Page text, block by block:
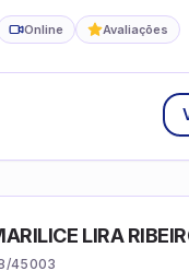
Online Avaliações
LIRA
45003